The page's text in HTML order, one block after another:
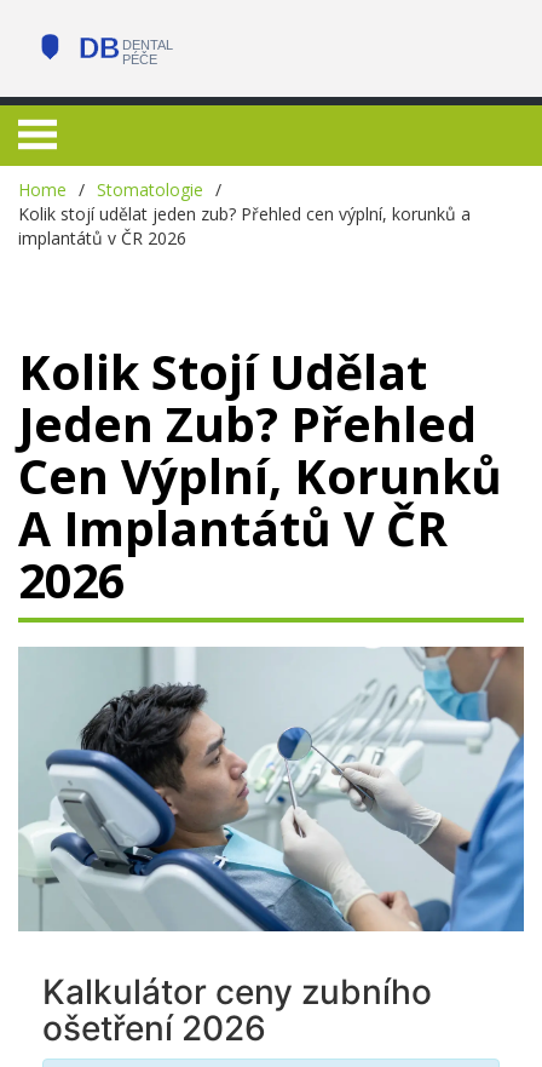
Home
Stomatologie
Kolik stojí udělat jeden zub? Přehled cen výplní, korunků a
implantátů v ČR 2026
Kolik Stojí Udělat
Jeden Zub? Přehled
Cen Výplní, Korunků
A Implantátů V ČR
2026
Kalkulátor ceny zubního
ošetření 2026